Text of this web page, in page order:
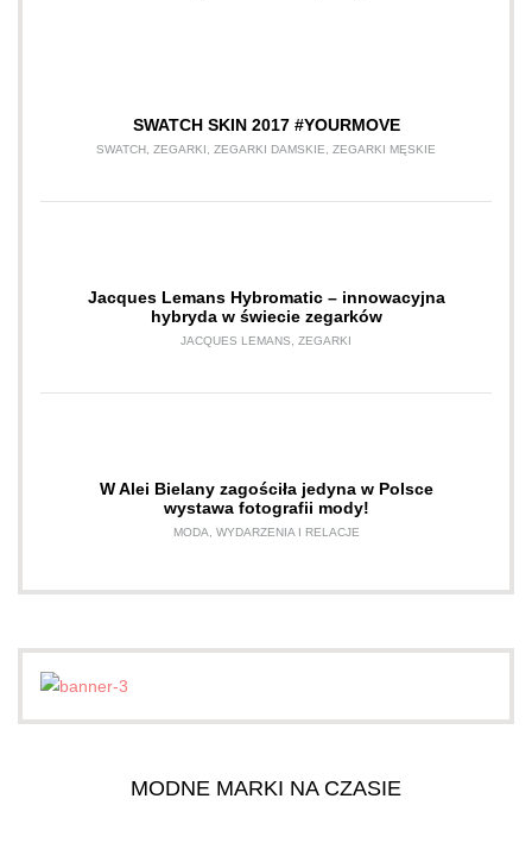
SWATCH SKIN 2017 #YOURMOVE
SWATCH ZEGARKI ZEGARKI DAMSKIE ZEGARKI MĘSKIE
Jacques Lemans Hybromatic – innowacyjna
hybryda w świecie zegarków
JACQUES LEMANS ZEGARKI
W Alei Bielany zagościła jedyna w Polsce
wystawa fotografii mody!
MODA WYDARZENIA I RELACJE
MODNE MARKI NA CZASIE